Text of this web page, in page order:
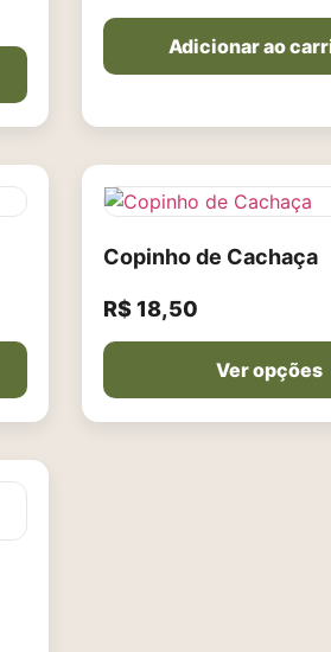
Adicionar ao
Copinho de Cachaça
R$18,50
Ver opções